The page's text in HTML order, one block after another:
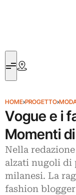
HOME›PROGETTO›
Vogue e i
Momenti
Nella
alzati nugoli di
milanesi. La
fashion